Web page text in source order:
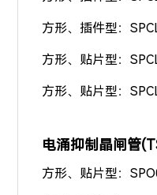
方形、插件型：
方形、贴片型：
方形、贴片型：
电涌抑制晶闸管
方形、贴片型：